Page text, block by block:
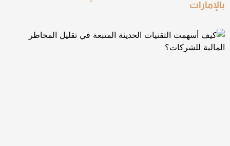
بالإمارات